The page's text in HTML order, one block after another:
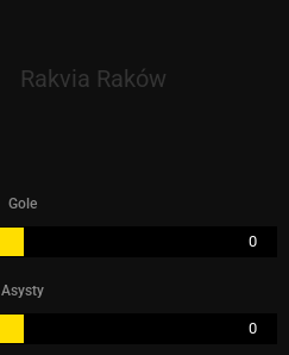
Rakvia Raków
Gole
0
Asysty
0